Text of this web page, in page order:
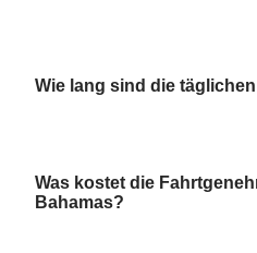
Wie lang sind die
Was kostet die
Bahamas?